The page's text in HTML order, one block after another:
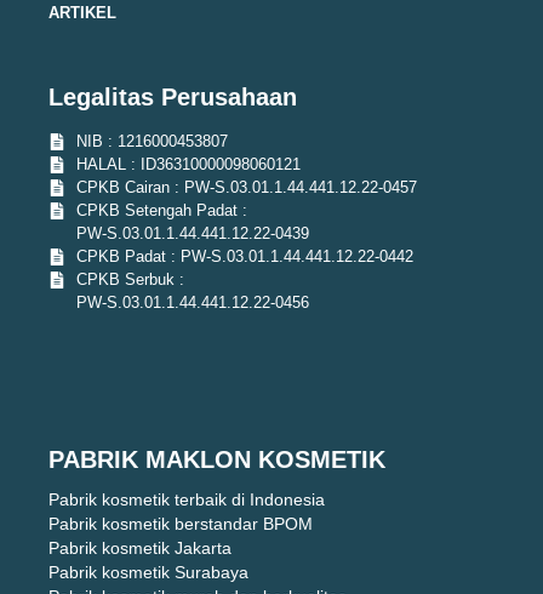
ARTIKEL
Legalitas Perusahaan
NIB : 1216000453807
HALAL : ID36310000098060121
CPKB Cairan : PW-S.03.01.1.44.441.12.22-0457
CPKB Setengah Padat :
PW-S.03.01.1.44.441.12.22-0439
CPKB Padat : PW-S.03.01.1.44.441.12.22-0442
CPKB Serbuk :
PW-S.03.01.1.44.441.12.22-0456
PABRIK MAKLON KOSMETIK
Pabrik kosmetik terbaik di Indonesia
Pabrik kosmetik berstandar BPOM
Pabrik kosmetik Jakarta
Pabrik kosmetik Surabaya